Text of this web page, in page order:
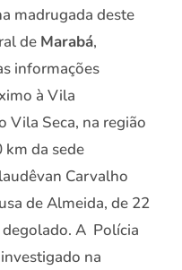
madrugada deste
de Marabá,
informações
à Vila
Vila Seca, na região
km da sede
Carvalho
de Almeida, de 22
A Polícia
na